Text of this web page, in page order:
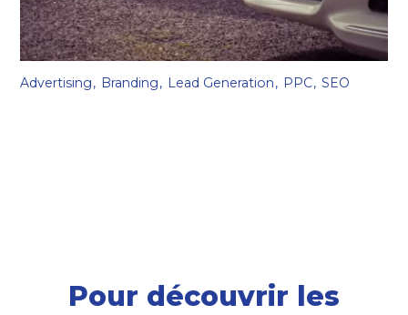
Advertising Branding Lead Generation PPC SEO
Pour découvrir les